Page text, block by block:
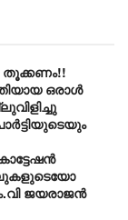
ഒരാൾ
ജയരാജൻ